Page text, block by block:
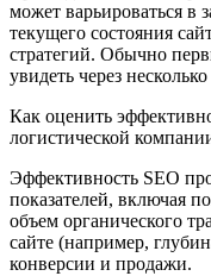
может варьироваться в
текущего состояния
стратегий. Обычно
увидеть через
Как оценить
логистической
Эффективность SEO
показателей, включая
объем органического
сайте (например,
конверсии и продажи.